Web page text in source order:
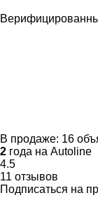
В продаже: 16
2 года на Autoline
4.5
11 отзывов
Подписаться на